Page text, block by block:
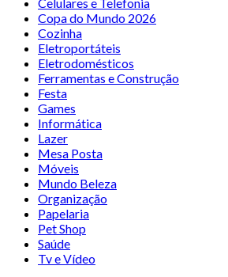
Copa do Mundo 2026
Cozinha
Eletroportáteis
Eletrodomésticos
Ferramentas e Construção
Festa
Games
Informática
Lazer
Mesa Posta
Móveis
Mundo Beleza
Organização
Papelaria
Pet Shop
Saúde
Tv e Vídeo